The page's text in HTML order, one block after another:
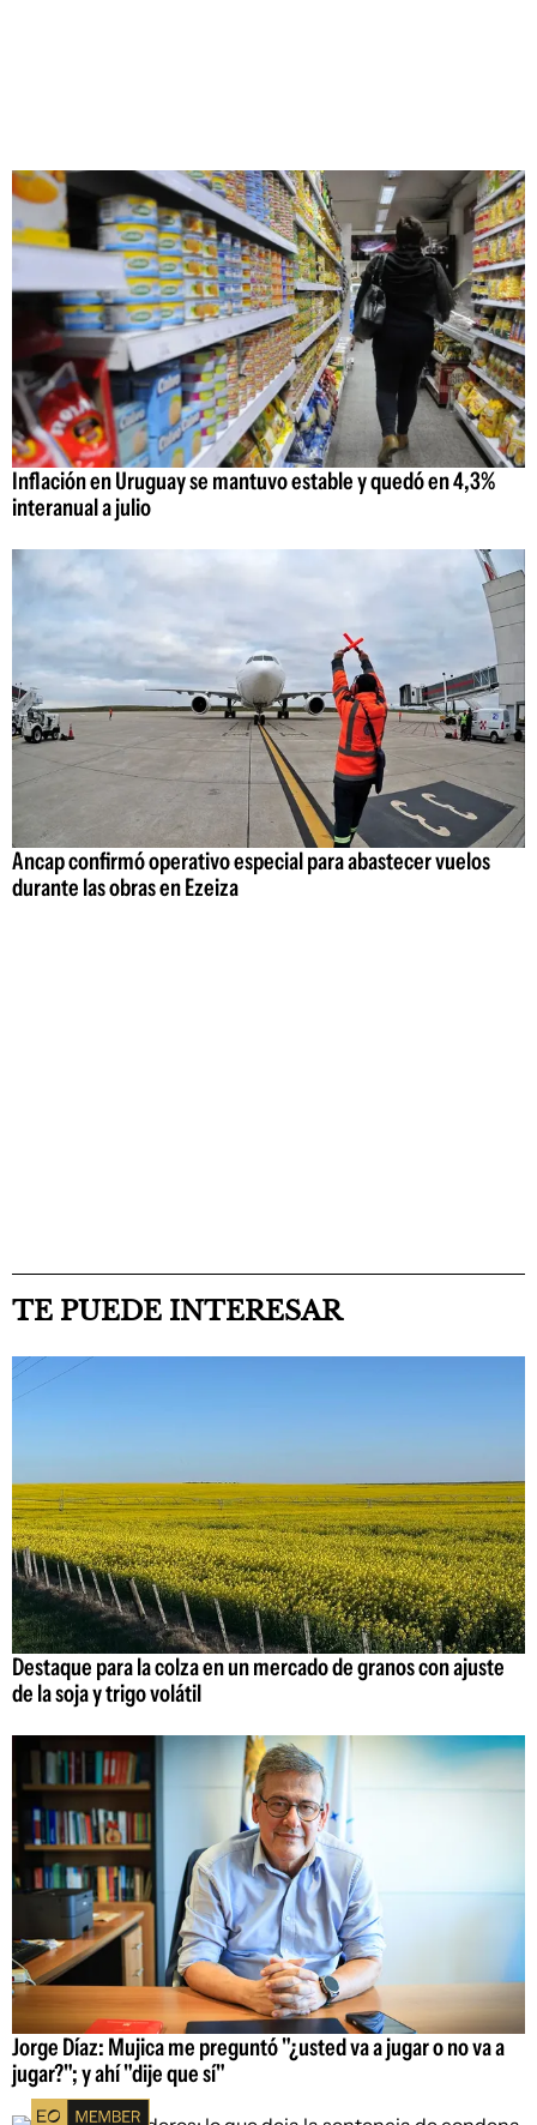
Inflación en Uruguay se mantuvo estable y quedó en 4,3%
interanual a julio
Ancap confirmó operativo especial para abastecer vuelos
durante las obras en Ezeiza
TE PUEDE INTERESAR
Destaque para la colza en un mercado de granos con ajuste
de la soja y trigo volátil
Jorge Díaz: Mujica me preguntó "¿usted va a jugar o no va a
jugar?"; y ahí "dije que sí"